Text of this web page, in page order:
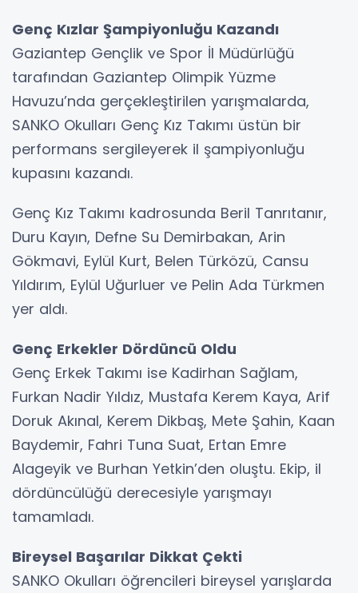
Genç Kızlar Şampiyonluğu Kazandı
Gaziantep Gençlik ve Spor İl Müdürlüğü
tarafından Gaziantep Olimpik Yüzme
Havuzu’nda gerçekleştirilen yarışmalarda,
SANKO Okulları Genç Kız Takımı üstün bir
performans sergileyerek il şampiyonluğu
kupasını kazandı.
Genç Kız Takımı kadrosunda Beril Tanrıtanır,
Duru Kayın, Defne Su Demirbakan, Arin
Gökmavi, Eylül Kurt, Belen Türközü, Cansu
Yıldırım, Eylül Uğurluer ve Pelin Ada Türkmen
yer aldı.
Genç Erkekler Dördüncü Oldu
Genç Erkek Takımı ise Kadirhan Sağlam,
Furkan Nadir Yıldız, Mustafa Kerem Kaya, Arif
Doruk Akınal, Kerem Dikbaş, Mete Şahin, Kaan
Baydemir, Fahri Tuna Suat, Ertan Emre
Alageyik ve Burhan Yetkin’den oluştu. Ekip, il
dördüncülüğü derecesiyle yarışmayı
tamamladı.
Bireysel Başarılar Dikkat Çekti
SANKO Okulları öğrencileri bireysel yarışlarda